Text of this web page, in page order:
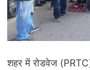
शहर में रोडवेज (PRTC)